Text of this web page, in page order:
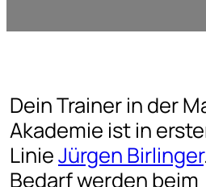
Dein Trainer in der
Akademie ist in
LinieJürgen Birlinger
Bedarf werden beim